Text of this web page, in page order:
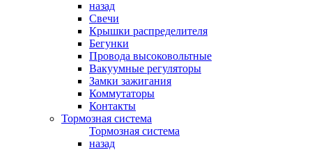
назад
Свечи
Крышки распределителя
Бегунки
Провода высоковольтные
Вакуумные регуляторы
Замки зажигания
Коммутаторы
Контакты
Тормозная система
Тормозная система
назад